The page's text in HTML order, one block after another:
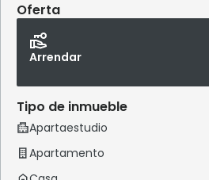
Oferta
Arrendar
Tipo de inmueble